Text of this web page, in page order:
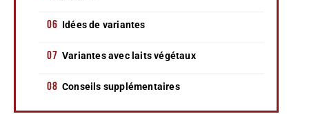
Idées de variantes
Variantes avec laits végétaux
Conseils supplémentaires